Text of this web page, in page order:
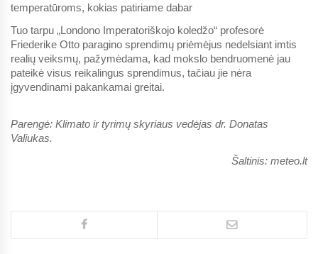
temperatūroms, kokias patiriame dabar
Tuo tarpu „Londono Imperatoriškojo koledžo“ profesorė
Friederike Otto paragino sprendimų priėmėjus nedelsiant imtis
realių veiksmų, pažymėdama, kad mokslo bendruomenė jau
pateikė visus reikalingus sprendimus, tačiau jie nėra
įgyvendinami pakankamai greitai.
Parengė: Klimato ir tyrimų skyriaus vedėjas dr. Donatas
Valiukas.
Šaltinis: meteo.lt